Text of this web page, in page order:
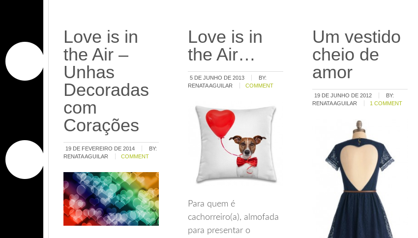
Love is in
the Air –
Unhas
Decoradas
com
Corações
19 DE FEVEREIRO DE 2014
BY:
RENATA AGUILAR
COMMENT
Love is in
the Air…
5 DE JUNHO DE 2013
BY:
RENATA AGUILAR
COMMENT
Para quem é
cachorreiro(a), almofada
para presentar o
Um vestido
cheio de
amor
19 DE JUNHO DE 2012
BY:
RENATA AGUILAR
1 COMMENT